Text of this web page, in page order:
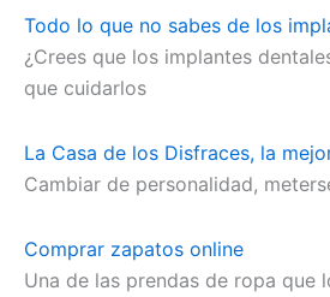
Todo lo que no sabes de los
¿Crees que los implantes
que cuidarlos
La Casa de los Disfraces, la
Cambiar de personalidad,
Comprar zapatos online
Una de las prendas de ropa que